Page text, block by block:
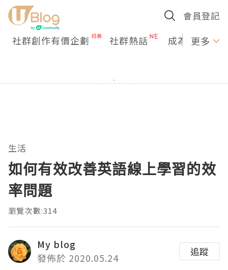
會員登記
社群創作有價企劃 社群熱話 成為U更多
生活
如何有效改善英語線上學習的效
率問題
瀏覽次數:314
My blog
發佈於 2020.05.24
追蹤